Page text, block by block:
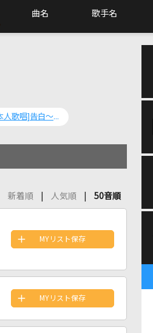
曲名 歌手名
[生音][本人歌唱]告白～2013.6.2 東京ドームラストライブver.～(本人歌唱)
新着順
人気順 50音順
MYリスト保存
MYリスト保存